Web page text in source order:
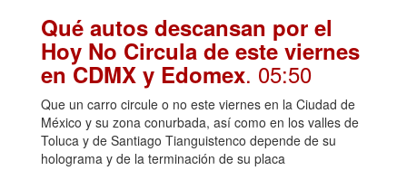
Qué autos descansan por el
Hoy No Circula de este viernes
en CDMX y Edomex. 05:50
Que un carro circule o no este viernes en la Ciudad de
México y su zona conurbada, así como en los valles de
Toluca y de Santiago Tianguistenco depende de su
holograma y de la terminación de su placa